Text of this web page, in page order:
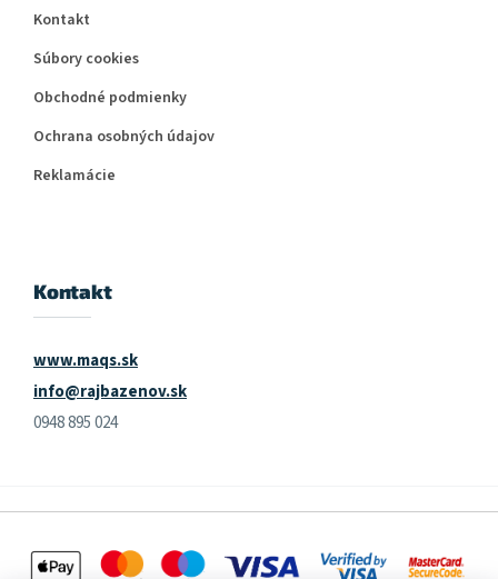
Kontakt
Súbory cookies
Obchodné podmienky
Ochrana osobných údajov
Reklamácie
Kontakt
www.maqs.sk
info@rajbazenov.sk
0948 895 024